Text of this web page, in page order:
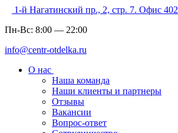
1-й Нагатинский пр., 2, стр. 7. Офис 402
Пн-Вс: 8:00 — 22:00
info@centr-otdelka.ru
О нас
Наша команда
Наши клиенты и партнеры
Отзывы
Вакансии
Вопрос-ответ